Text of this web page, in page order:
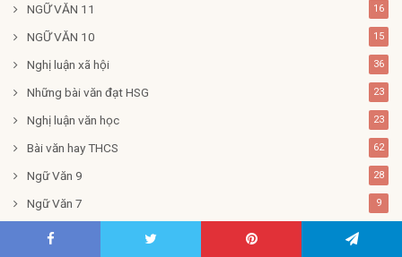
NGỮ VĂN 11 16
NGỮ VĂN 10 15
Nghị luận xã hội 36
Những bài văn đạt HSG 23
Nghị luận văn học 23
Bài văn hay THCS 62
Ngữ Văn 9 28
Ngữ Văn 7 9
Ngữ Văn 8